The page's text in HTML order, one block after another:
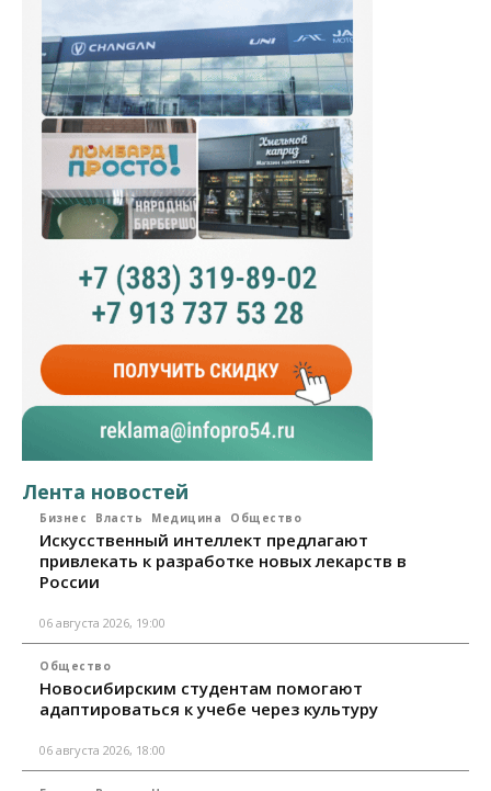
Лента новостей
Бизнес Власть Медицина Общество
Искусственный интеллект предлагают
привлекать к разработке новых лекарств в
России
06 августа 2026, 19:00
Общество
Новосибирским студентам помогают
адаптироваться к учебе через культуру
06 августа 2026, 18:00